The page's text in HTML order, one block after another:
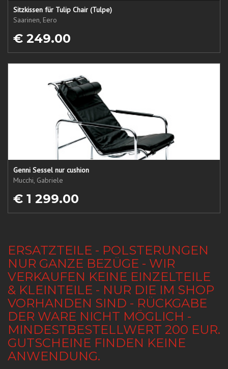
Sitzkissen für Tulip Chair (Tulpe)
Saarinen, Eero
€ 249.00
Genni Sessel nur cushion
Mucchi, Gabriele
€ 1 299.00
ERSATZTEILE - POLSTERUNGEN
NUR GANZE BEZÜGE - WIR
VERKAUFEN KEINE EINZELTEILE
& KLEINTEILE - NUR DIE IM SHOP
VORHANDEN SIND - RÜCKGABE
DER WARE NICHT MÖGLICH -
MINDESTBESTELLWERT 200 EUR.
GUTSCHEINE FINDEN KEINE
ANWENDUNG.